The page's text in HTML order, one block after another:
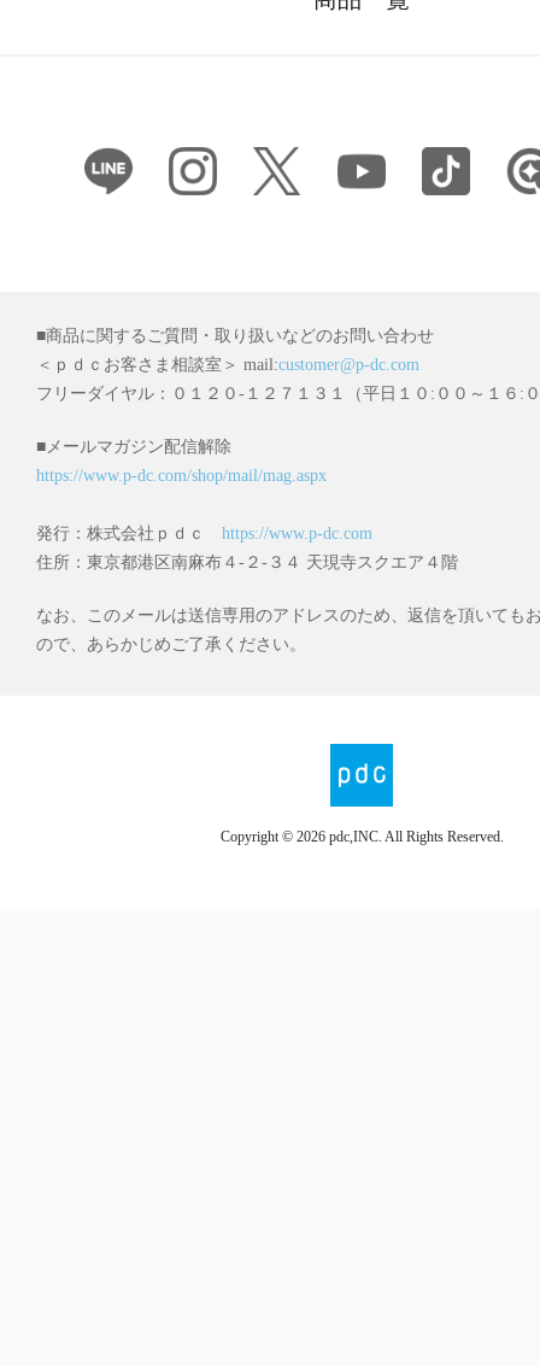
■商品に関するご質問・取り扱いなどのお問い合わせ
＜ｐｄｃお客さま相談室＞ mail:customer@p-dc.com
フリーダイヤル：０１２０-１２７１３１（平日１０:００～１６:
■メールマガジン配信解除
https://www.p-dc.com/shop/mail/mag.aspx
発行：株式会社ｐｄｃ https://www.p-dc.com
住所：東京都港区南麻布４-２-３４ 天現寺スクエア４階
なお、このメールは送信専用のアドレスのため、返信を頂いても
ので、あらかじめご了承ください。
Copyright © 2026 pdc,INC. All Rights Reserved.